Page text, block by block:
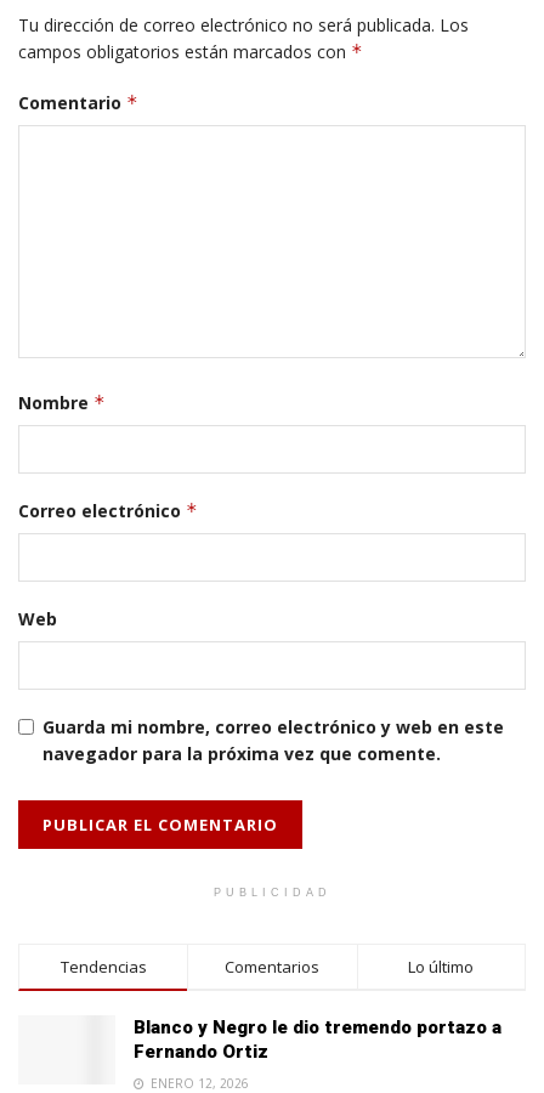
Tu dirección de correo electrónico no será publicada. Los
campos obligatorios están marcados con *
Comentario *
Nombre *
Correo electrónico *
Web
Guarda mi nombre, correo electrónico y web en este
navegador para la próxima vez que comente.
PUBLICIDAD
Tendencias Comentarios Lo último
Blanco y Negro le dio tremendo portazo a
Fernando Ortiz
ENERO 12, 2026